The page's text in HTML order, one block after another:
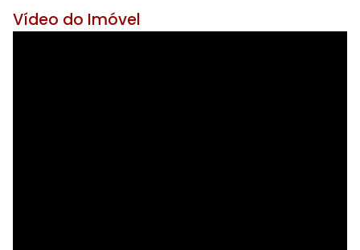
Vídeo do Imóvel